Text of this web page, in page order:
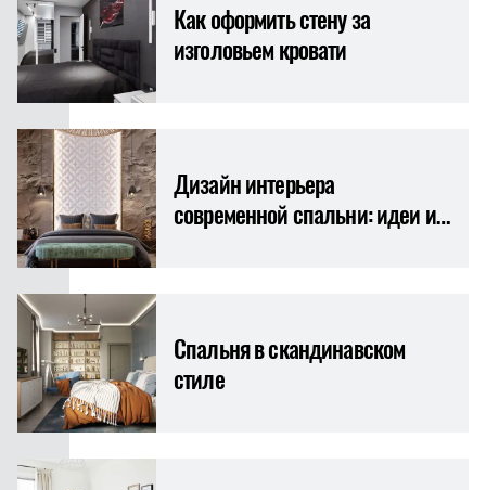
Как оформить стену за
изголовьем кровати
Дизайн интерьера
современной спальни: идеи и
Спальня в скандинавском
стиле